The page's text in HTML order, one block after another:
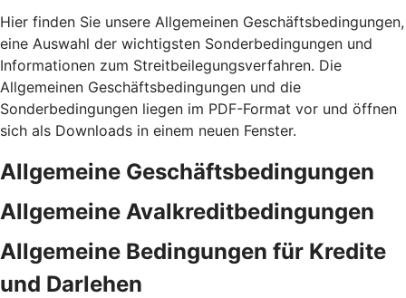
Hier finden Sie unsere Allgemeinen Geschäftsbedingungen,
eine Auswahl der wichtigsten Sonderbedingungen und
Informationen zum Streitbeilegungsverfahren. Die
Allgemeinen Geschäftsbedingungen und die
Sonderbedingungen liegen im PDF-Format vor und öffnen
sich als Downloads in einem neuen Fenster.
Allgemeine Geschäftsbedingungen
Allgemeine Avalkreditbedingungen
Allgemeine Bedingungen für Kredite
und Darlehen